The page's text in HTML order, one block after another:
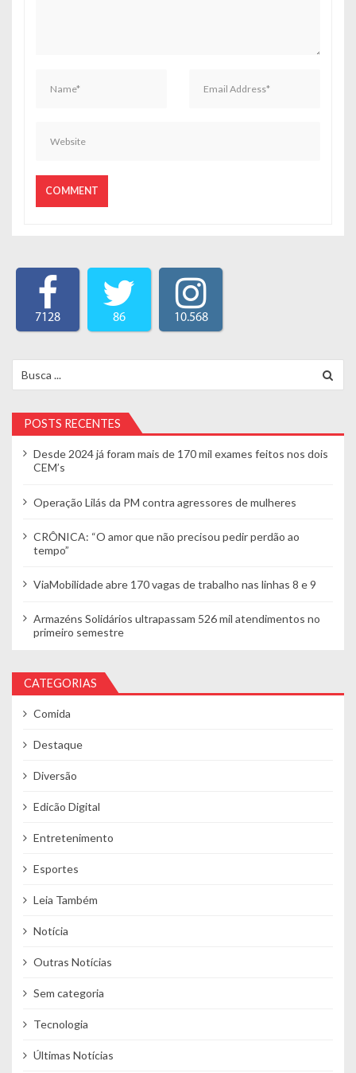
7128 86 10.568
POSTS RECENTES
Desde 2024 já foram mais de 170 mil exames feitos nos dois
CEM’s
Operação Lilás da PM contra agressores de mulheres
CRÔNICA: “O amor que não precisou pedir perdão ao
tempo”
ViaMobilidade abre 170 vagas de trabalho nas linhas 8 e 9
Armazéns Solidários ultrapassam 526 mil atendimentos no
primeiro semestre
CATEGORIAS
Comida
Destaque
Diversão
Edicão Digital
Entretenimento
Esportes
Leia Também
Notícia
Outras Notícias
Sem categoria
Tecnologia
Últimas Notícias